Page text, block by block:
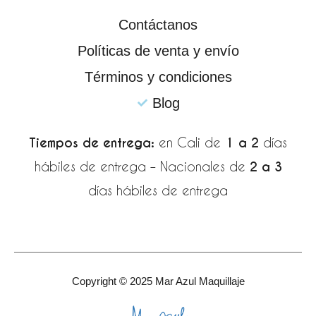
k
f
a
p
Contáctanos
Políticas de venta y envío
Términos y condiciones
Blog
Tiempos de entrega: en Cali de 1 a 2 días
hábiles de entrega – Nacionales de 2 a 3
días hábiles de entrega
Copyright © 2025 Mar Azul Maquillaje